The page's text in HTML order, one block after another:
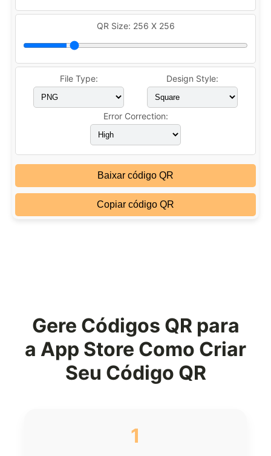
QR Size: 256 X 256
File Type: Design Style:
Error Correction:
Baixar código QR
Copiar código QR
Gere Códigos QR para
a App Store Como Criar
Seu Código QR
1